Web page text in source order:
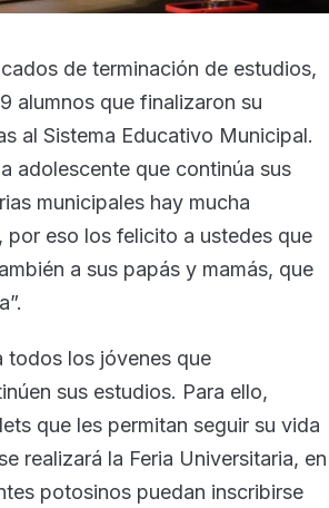
de terminación de estudios,
alumnos que finalizaron su
al Sistema Educativo Municipal.
adolescente que continúa sus
municipales hay mucha
por eso los felicito a ustedes que
a sus papás y mamás, que
todos los jóvenes que
sus estudios. Para ello,
que les permitan seguir su vida
realizará la Feria Universitaria, en
potosinos puedan inscribirse